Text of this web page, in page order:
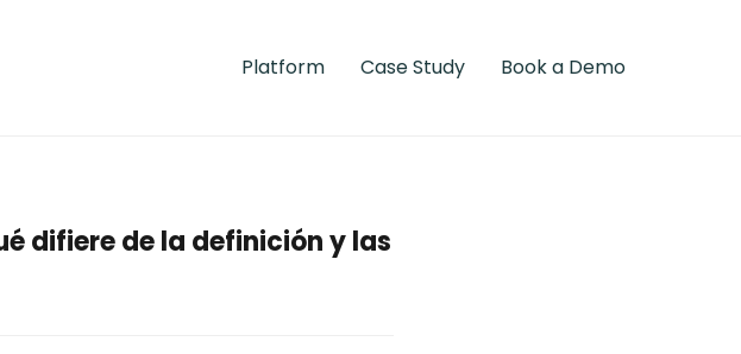
Platform Case Study Book a Demo
difiere de la definición y las